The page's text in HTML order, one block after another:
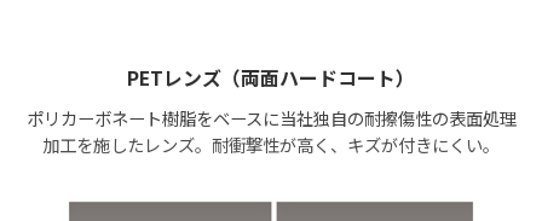
PETレンズ（両面ハードコート）
ポリカーボネート樹脂をベースに当社独自の耐擦傷性の表面処理
加工を施したレンズ。耐衝撃性が高く、キズが付きにくい。